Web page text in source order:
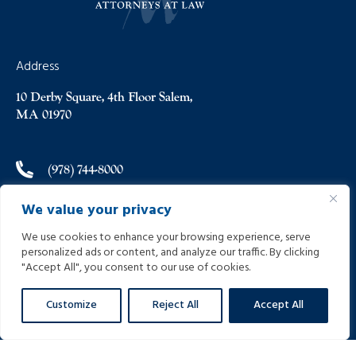
We value your privacy
We use cookies to enhance your browsing experience, serve
personalized ads or content, and analyze our traffic. By clicking
"Accept All", you consent to our use of cookies.
Customize Reject All Accept All
Address
10 Derby Square, 4th Floor Salem,
MA 01970
(978) 744-8000
(978) 744-8012
info@helpinginjured.com